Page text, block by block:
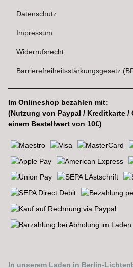
Datenschutz
Impressum
Widerrufsrecht
Barrierefreiheitsstärkungsgesetz
Im Onlineshop bezahlen mit:
(Nutzung von Paypal / Kreditkarte /
einem Bestellwert von 10€)
In unserem Laden in Berlin-